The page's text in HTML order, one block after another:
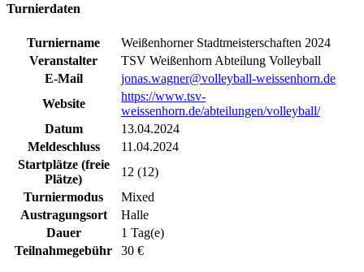
Turnierdaten
Turniername
Weißenhorner Stadtmeisterschaften 2024
Veranstalter
TSV Weißenhorn Abteilung Volleyball
E-Mail
jonas.wagner@volleyball-weissenhorn.de
Website
https://www.tsv-
weissenhorn.de/abteilungen/volleyball/
Datum
13.04.2024
Meldeschluss
11.04.2024
Startplätze (freie
Plätze)
12 (12)
Turniermodus
Mixed
Austragungsort
Halle
Dauer
1 Tag(e)
Teilnahmegebühr
30 €